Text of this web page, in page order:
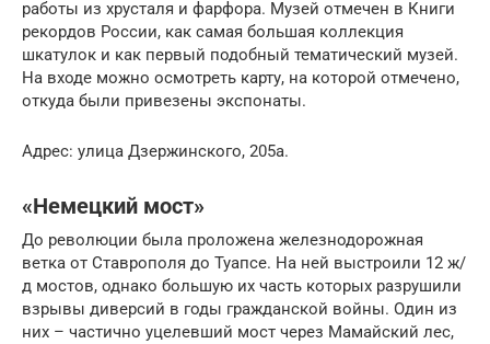
работы из хрусталя и фарфора. Музей отмечен в Книги
рекордов России, как самая большая коллекция
шкатулок и как первый подобный тематический музей.
На входе можно осмотреть карту, на которой отмечено,
откуда были привезены экспонаты.
Адрес: улица Дзержинского, 205а.
«Немецкий мост»
До революции была проложена железнодорожная
ветка от Ставрополя до Туапсе. На ней выстроили 12 ж/
д мостов, однако большую их часть которых разрушили
взрывы диверсий в годы гражданской войны. Один из
них – частично уцелевший мост через Мамайский лес,